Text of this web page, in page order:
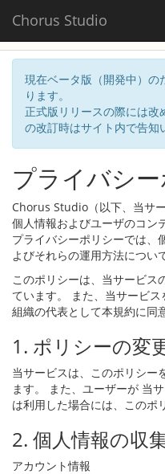
Chorus Studio
現在ベータ版（開発中）の
ります。
正式版リリースの際には
の改訂時はサイト内で告知
プライバシ
Chorus Studio（以下、当サ
個人情報およびユーザのコン
プライバシーポリシーでは、
よびそれらの運用方法につい
このポリシーは、当サービス
ています。 また、当サービス
組織の代表として本規約に同
1. ポリシーの変
当サービスは、このポリシー
ます。 また、ユーザーが 当
は利用した場合には、このポ
2. 個人情報の収
アカウント情報